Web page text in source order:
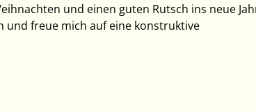
und einen guten Rutsch ins neue
und freue mich auf eine konstruktive